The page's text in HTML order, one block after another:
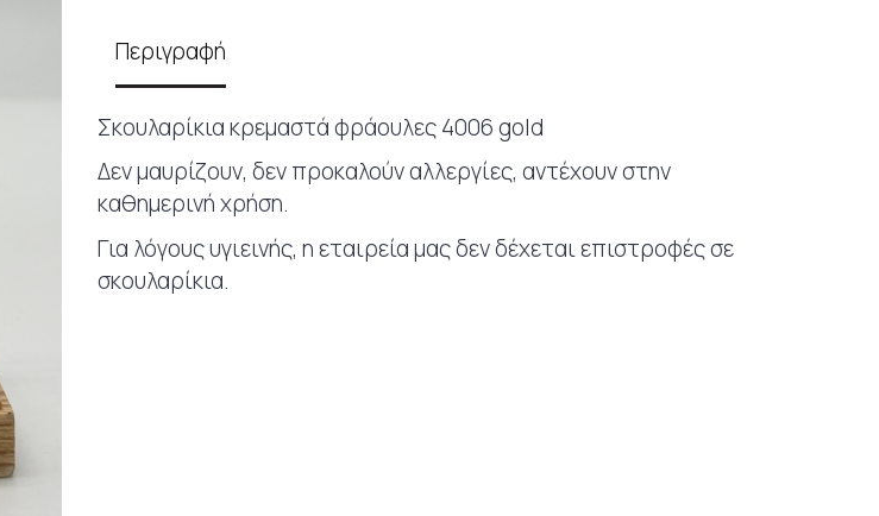
Περιγραφή
Σκουλαρίκια κρεμαστά φράουλες 4006 gold
Δεν μαυρίζουν, δεν προκαλούν αλλεργίες, αντέχουν στην
καθημερινή χρήση.
Για λόγους υγιεινής, η εταιρεία μας δεν δέχεται επιστροφές σε
σκουλαρίκια.